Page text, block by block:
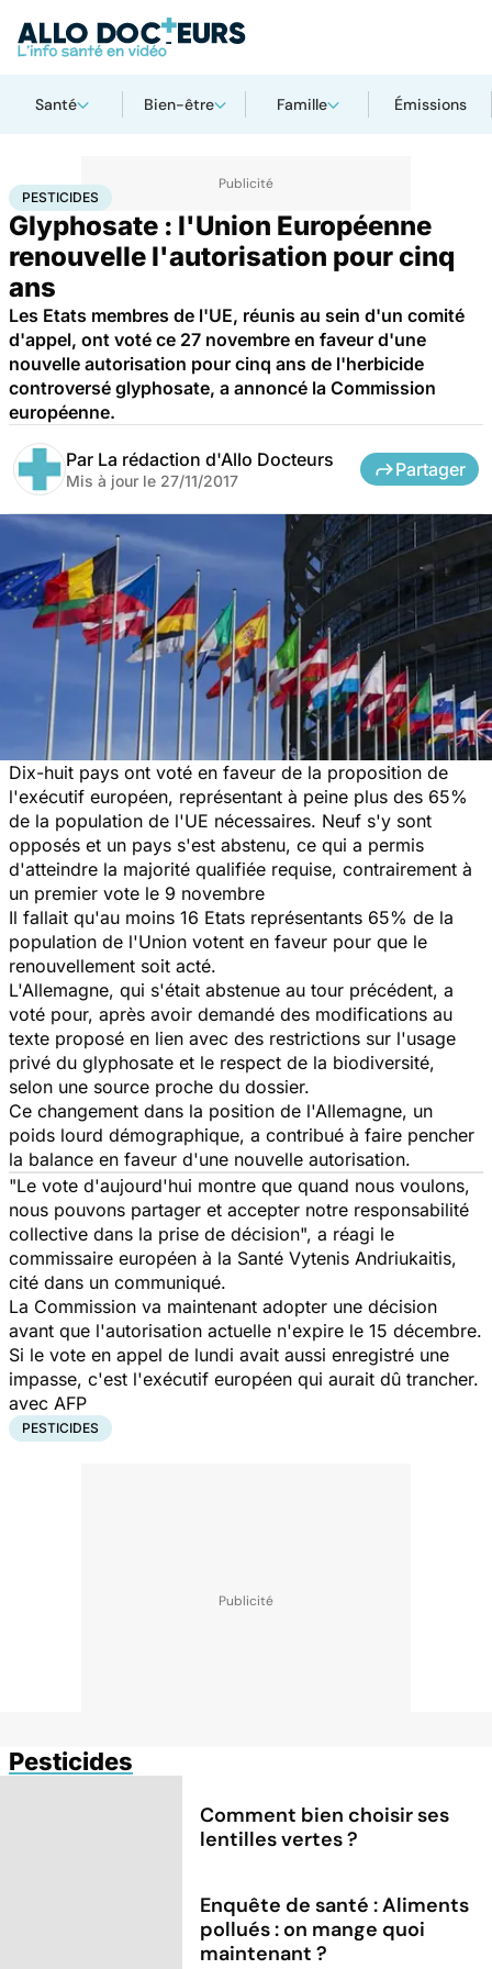
Santé Bien-être Famille Émissions
AccueilSanté Pesticides
PESTICIDES
Glyphosate : l'Union Européenne
renouvelle l'autorisation pour cinq
ans
Les Etats membres de l'UE, réunis au sein d'un comité
d'appel, ont voté ce 27 novembre en faveur d'une
nouvelle autorisation pour cinq ans de l'herbicide
controversé glyphosate, a annoncé la Commission
européenne.
Par La rédaction d'Allo Docteurs
Mis à jour le 27/11/2017
Partager
Dix-huit pays ont voté en faveur de la proposition de
l'exécutif européen, représentant à peine plus des 65%
de la population de l'UE nécessaires. Neuf s'y sont
opposés et un pays s'est abstenu, ce qui a permis
d'atteindre la majorité qualifiée requise, contrairement à
un premier vote le 9 novembre
Il fallait qu'au moins 16 Etats représentants 65% de la
population de l'Union votent en faveur pour que le
renouvellement soit acté.
L'Allemagne, qui s'était abstenue au tour précédent, a
voté pour, après avoir demandé des modifications au
texte proposé en lien avec des restrictions sur l'usage
privé du glyphosate et le respect de la biodiversité,
selon une source proche du dossier.
Ce changement dans la position de l'Allemagne, un
poids lourd démographique, a contribué à faire pencher
la balance en faveur d'une nouvelle autorisation.
"Le vote d'aujourd'hui montre que quand nous voulons,
nous pouvons partager et accepter notre responsabilité
collective dans la prise de décision", a réagi le
commissaire européen à la Santé Vytenis Andriukaitis,
cité dans un communiqué.
La Commission va maintenant adopter une décision
avant que l'autorisation actuelle n'expire le 15 décembre.
Si le vote en appel de lundi avait aussi enregistré une
impasse, c'est l'exécutif européen qui aurait dû trancher.
avec AFP
PESTICIDES
Pesticides
Comment bien choisir ses
lentilles vertes ?
Enquête de santé : Aliments
pollués : on mange quoi
maintenant ?